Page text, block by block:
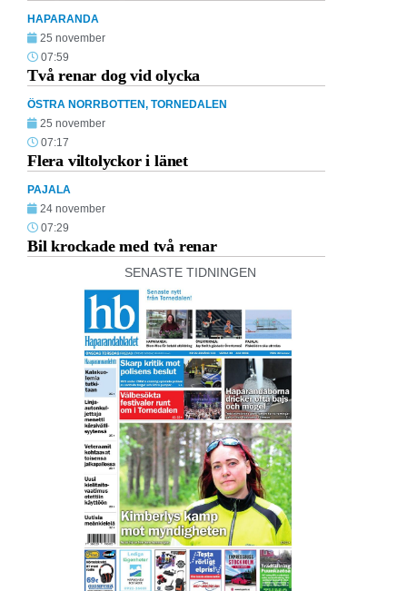
HAPARANDA
25 november
07:59
Två renar dog vid olycka
ÖSTRA NORRBOTTEN, TORNEDALEN
25 november
07:17
Flera viltolyckor i länet
PAJALA
24 november
07:29
Bil krockade med två renar
SENASTE TIDNINGEN